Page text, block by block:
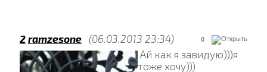
0
2 ramzesone
(06.03.2013 23:34)
Ай как я завидую)))я
тоже хочу)))